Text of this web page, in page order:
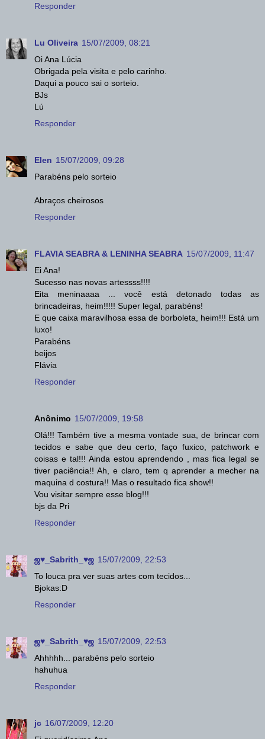
Responder
Lu Oliveira 15/07/2009, 08:21
Oi Ana Lúcia
Obrigada pela visita e pelo carinho.
Daqui a pouco sai o sorteio.
BJs
Lú
Responder
Elen 15/07/2009, 09:28
Parabéns pelo sorteio
Abraços cheirosos
Responder
FLAVIA SEABRA & LENINHA SEABRA 15/07/2009, 11:47
Ei Ana!
Sucesso nas novas artessss!!!!
Eita meninaaaa ... você está detonado todas as
brincadeiras, heim!!!!! Super legal, parabéns!
E que caixa maravilhosa essa de borboleta, heim!!! Está um
luxo!
Parabéns
beijos
Flávia
Responder
Anônimo 15/07/2009, 19:58
Olá!!! Também tive a mesma vontade sua, de brincar com
tecidos e sabe que deu certo, faço fuxico, patchwork e
coisas e tal!!! Ainda estou aprendendo , mas fica legal se
tiver paciência!! Ah, e claro, tem q aprender a mecher na
maquina d costura!! Mas o resultado fica show!!
Vou visitar sempre esse blog!!!
bjs da Pri
Responder
ஜ♥_Sabrith_♥ஜ 15/07/2009, 22:53
To louca pra ver suas artes com tecidos...
Bjokas:D
Responder
ஜ♥_Sabrith_♥ஜ 15/07/2009, 22:53
Ahhhhh... parabéns pelo sorteio
hahuhua
Responder
jc 16/07/2009, 12:20